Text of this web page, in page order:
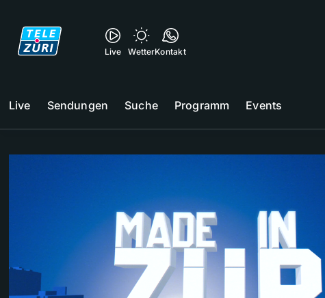
Live WetterKontakt
Live Sendungen Suche Programm Events